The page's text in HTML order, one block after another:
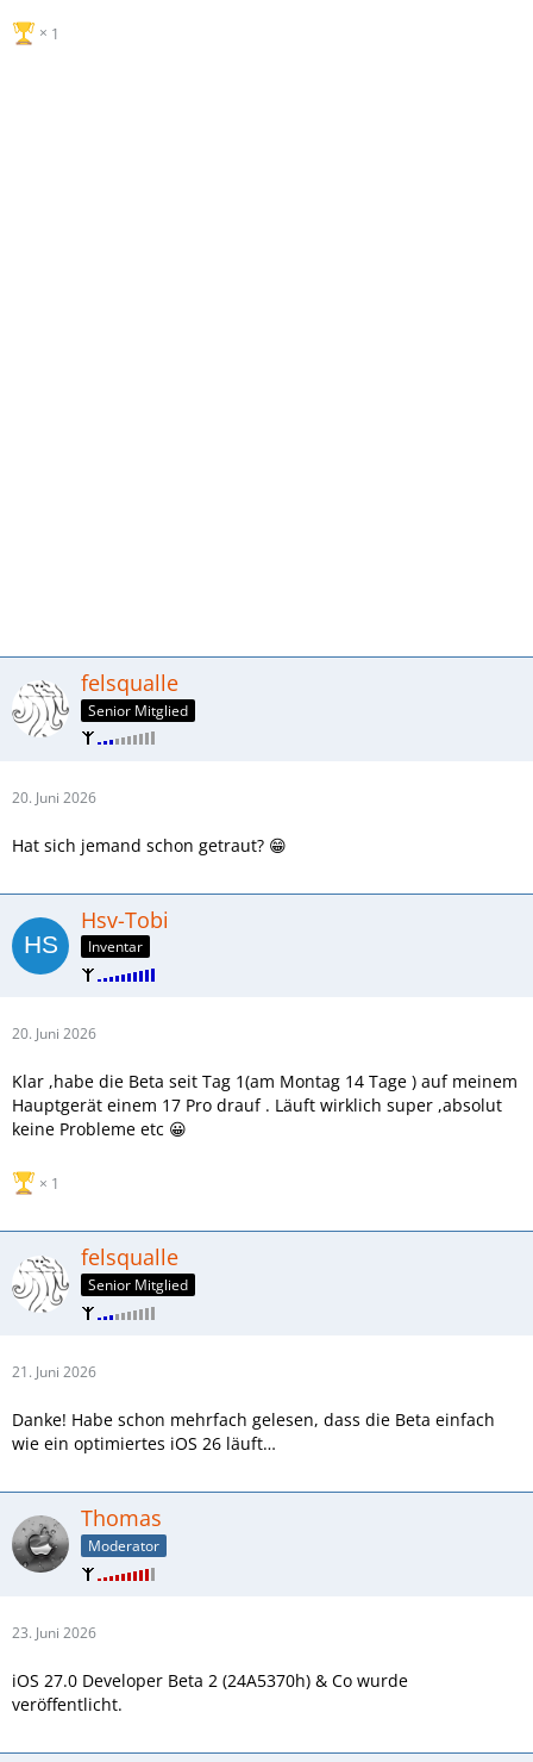
1
felsqualle
Senior Mitglied
20. Juni 2026
Hat sich jemand schon getraut? 😁
Hsv-Tobi
Inventar
20. Juni 2026
Klar ,habe die Beta seit Tag 1(am Montag 14 Tage ) auf meinem
Hauptgerät einem 17 Pro drauf . Läuft wirklich super ,absolut
keine Probleme etc 😀
1
felsqualle
Senior Mitglied
21. Juni 2026
Danke! Habe schon mehrfach gelesen, dass die Beta einfach
wie ein optimiertes iOS 26 läuft…
Thomas
Moderator
23. Juni 2026
iOS 27.0 Developer Beta 2 (24A5370h) & Co wurde
veröffentlicht.